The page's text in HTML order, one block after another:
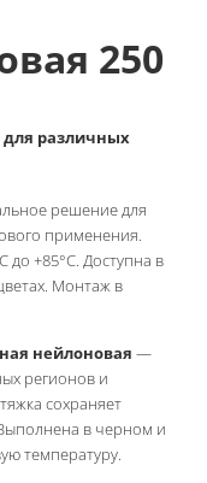
250
различных
решение для
применения.
+85°C. Доступна в
Монтаж в
нейлоновая —
регионов и
сохраняет
в черном и
температуру.